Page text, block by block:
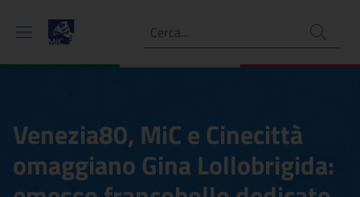
Ricerca
Venezia80, MiC e Cinecittà
omaggiano Gina Lollobrigida: